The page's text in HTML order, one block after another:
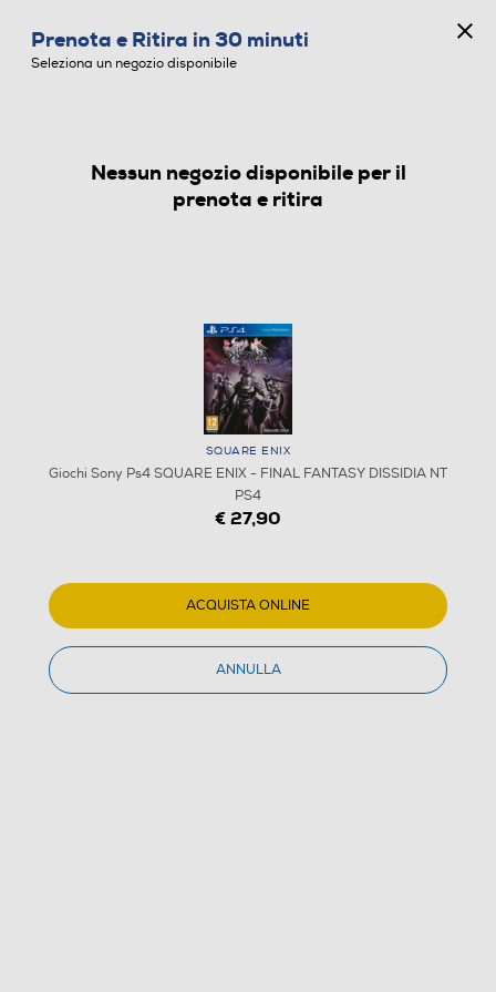
GIOCHI SONY PS4
1/1
Prenota e Ritira in 30 minuti
Seleziona un negozio disponibile
Nessun negozio disponibile per il
prenota e ritira
SQUARE ENIX
Giochi Sony Ps4 SQUARE ENIX - FINAL FANTASY DISSIDIA NT
PS4
€ 27,90
ACQUISTA ONLINE
ANNULLA